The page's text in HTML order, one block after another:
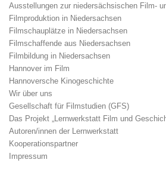
Ausstellungen zur niedersächsischen Film-
Filmproduktion in Niedersachsen
Filmschauplätze in Niedersachsen
Filmschaffende aus Niedersachsen
Filmbildung in Niedersachsen
Hannover im Film
Hannoversche Kinogeschichte
Wir über uns
Gesellschaft für Filmstudien (GFS)
Das Projekt „Lernwerkstatt Film und
Autoren/innen der Lernwerkstatt
Kooperationspartner
Impressum